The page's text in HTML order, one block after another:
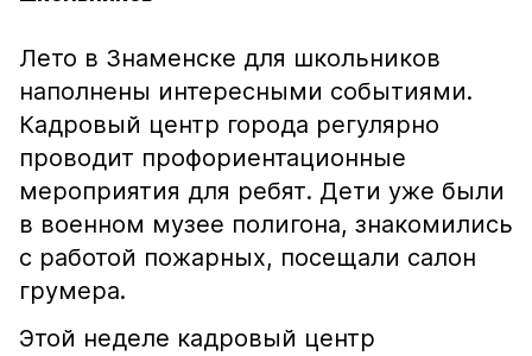
Лето в Знаменске для школьников
наполнены интересными событиями.
Кадровый центр города регулярно
проводит профориентационные
мероприятия для ребят. Дети уже были
в военном музее полигона, знакомились
с работой пожарных, посещали салон
грумера.
Этой неделе кадровый центр